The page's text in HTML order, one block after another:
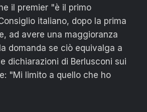
il premier "è il primo
italiano, dopo la prima
ad avere una maggioranza
domanda se ciò equivalga a
dichiarazioni di Berlusconi sui
"Mi limito a quello che ho